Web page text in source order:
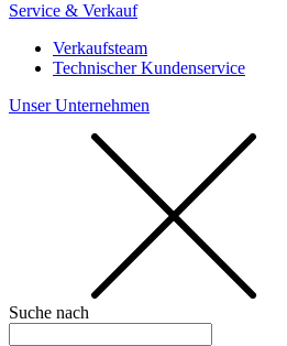
Service & Verkauf
Verkaufsteam
Technischer Kundenservice
Unser Unternehmen
Suche nach